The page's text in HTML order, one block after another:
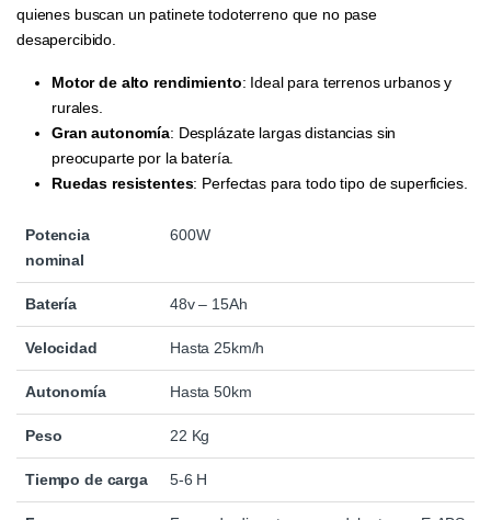
quienes buscan un patinete todoterreno que no pase
desapercibido.
Motor de alto rendimiento: Ideal para terrenos urbanos y
rurales.
Gran autonomía: Desplázate largas distancias sin
preocuparte por la batería.
Ruedas resistentes: Perfectas para todo tipo de superficies.
Potencia
nominal
600W
Batería 48v – 15Ah
Velocidad Hasta 25km/h
Autonomía Hasta 50km
Peso 22 Kg
Tiempo de carga 5-6 H